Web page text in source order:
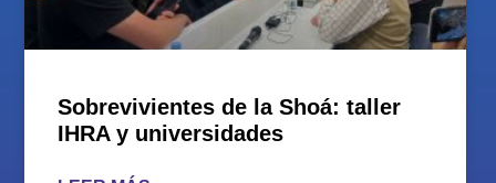
Sobrevivientes de la Shoá: taller
IHRA y universidades